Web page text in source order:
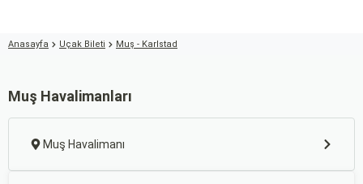
Anasayfa Uçak Bileti Muş - Karlstad
Muş Havalimanları
Muş Havalimanı